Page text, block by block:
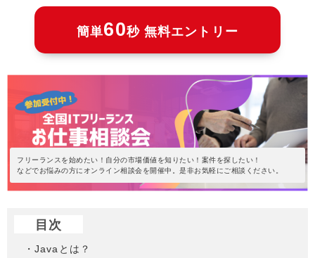
簡単60秒 無料エントリー
フリーランスを始めたい！自分の市場価値を知りたい！案件を探したい！
などでお悩みの方にオンライン相談会を開催中。是非お気軽にご相談ください。
目次
・Javaとは？